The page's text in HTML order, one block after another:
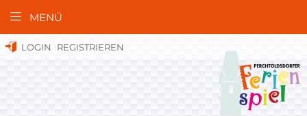
MENÜ
LOGIN REGISTRIEREN